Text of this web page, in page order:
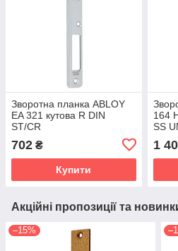
Зворотна планка ABLOY
EA 321 кутова R DIN
ST/CR
702 ₴
Купити
164
SS
1
Акційні пропозиції та
–15%